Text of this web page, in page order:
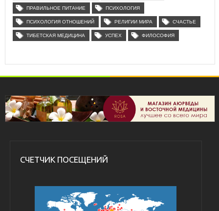
ПРАВИЛЬНОЕ ПИТАНИЕ ПСИХОЛОГИЯ
ПСИХОЛОГИЯ ОТНОШЕНИЙ РЕЛИГИИ МИРА СЧАСТЬЕ
ТИБЕТСКАЯ МЕДИЦИНА УСПЕХ ФИЛОСОФИЯ
СЧЕТЧИК ПОСЕЩЕНИЙ